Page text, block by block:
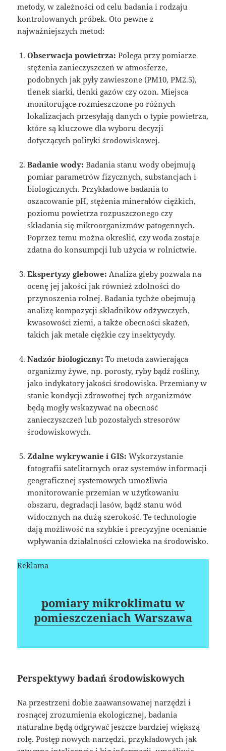
metody, w zależności od celu badania i rodzaju
kontrolowanych próbek. Oto pewne z
najważniejszych metod:
Obserwacja powietrza: Polega przy pomiarze
stężenia zanieczyszczeń w atmosferze,
podobnych jak pyły zawieszone (PM10, PM2.5),
tlenek siarki, tlenki gazów czy ozon. Miejsca
monitorujące rozmieszczone po różnych
lokalizacjach przesyłają danych o typie powietrza,
które są kluczowe dla wyboru decyzji
dotyczących polityki środowiskowej.
Badanie wody: Badania stanu wody obejmują
pomiar parametrów fizycznych, substancjach i
biologicznych. Przykładowe badania to
oszacowanie pH, stężenia minerałów ciężkich,
poziomu powietrza rozpuszczonego czy
składania się mikroorganizmów patogennych.
Poprzez temu można określić, czy woda zostaje
zdatna do konsumpcji lub użycia w rolnictwie.
Ekspertyzy glebowe: Analiza gleby pozwala na
ocenę jej jakości jak również zdolności do
przynoszenia rolnej. Badania tychże obejmują
analizę kompozycji składników odżywczych,
kwasowości ziemi, a także obecności skażeń,
takich jak metale ciężkie czy insektycydy.
Nadzór biologiczny: To metoda zawierająca
organizmy żywe, np. porosty, ryby bądź rośliny,
jako indykatory jakości środowiska. Przemiany w
stanie kondycji zdrowotnej tych organizmów
będą mogły wskazywać na obecność
zanieczyszczeń lub pozostałych stresorów
środowiskowych.
Zdalne wykrywanie i GIS: Wykorzystanie
fotografii satelitarnych oraz systemów informacji
geograficznej systemowych umożliwia
monitorowanie przemian w użytkowaniu
obszaru, degradacji lasów, bądź stanu wód
widocznych na dużą szerokość. Te technologie
dają możliwość na szybkie i precyzyjne ocenianie
wpływania działalności człowieka na środowisko.
Reklama
pomiary mikroklimatu w
pomieszczeniach Warszawa
Perspektywy badań środowiskowych
Na przestrzeni dobie zaawansowanej narzędzi i
rosnącej zrozumienia ekologicznej, badania
naturalne będą odgrywać jeszcze bardziej większą
rolę. Postęp nowych narzędzi, przykładowych jak